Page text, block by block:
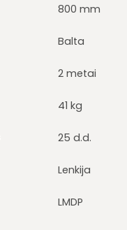
800 mm
Balta
2 metai
41 kg
25 d.d.
Lenkija
LMDP